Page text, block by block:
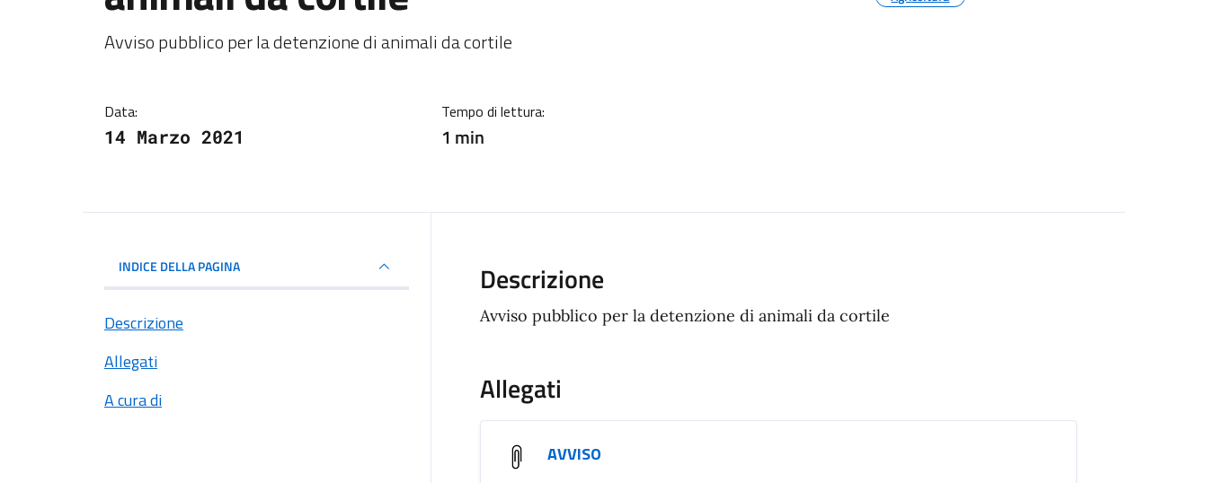
Dettagli della notizia
Avviso pubblico per la detenzione di animali da cortile
Data:
14 Marzo 2021
Tempo di lettura:
1 min
INDICE DELLA PAGINA
Descrizione
Allegati
A cura di
Descrizione
Avviso pubblico per la detenzione di animali da cortile
Allegati
AVVISO